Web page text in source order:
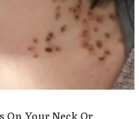
On Your Neck Or